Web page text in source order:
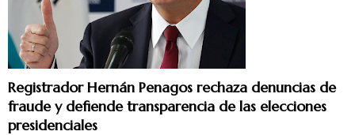
Registrador Hernán Penagos rechaza denuncias de
fraude y defiende transparencia de las elecciones
presidenciales